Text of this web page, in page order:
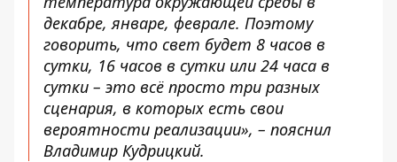
декабре, январе, феврале. Поэтому
говорить, что свет будет 8 часов в
сутки, 16 часов в сутки или 24 часа в
сутки – это всё просто три разных
сценария, в которых есть свои
вероятности реализации», – пояснил
Владимир Кудрицкий.